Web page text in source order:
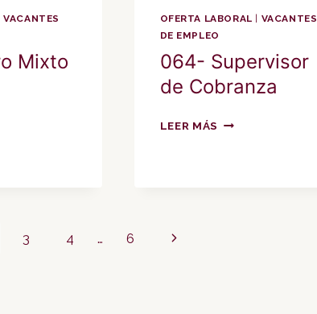
VACANTES
Mixto
OFERTA LABORAL | VACANTES
DE EMPLEO
064- Supervisor
de Cobranza
LEER MÁS 064-
3 4 … 6
Siguiente